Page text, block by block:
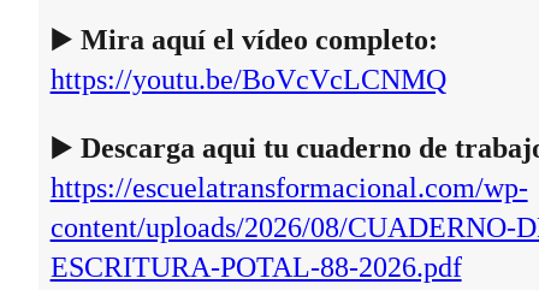
▶️ Mira aquí el vídeo completo:
https://youtu.be/BoVcVcLCNMQ
▶️ Descarga aqui tu cuaderno de
https://escuelatransformacional.com/wp-
content/uploads/2026/08/CUADERNO-
ESCRITURA-POTAL-88-2026.pdf